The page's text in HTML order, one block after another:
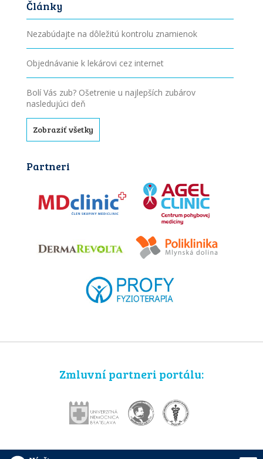
Články
Nezabúdajte na dôležitú kontrolu znamienok
Objednávanie k lekárovi cez internet
Bolí Vás zub? Ošetrenie u najlepších zubárov
nasledujúci deň
Zobraziť všetky
Partneri
Zmluvní partneri portálu: